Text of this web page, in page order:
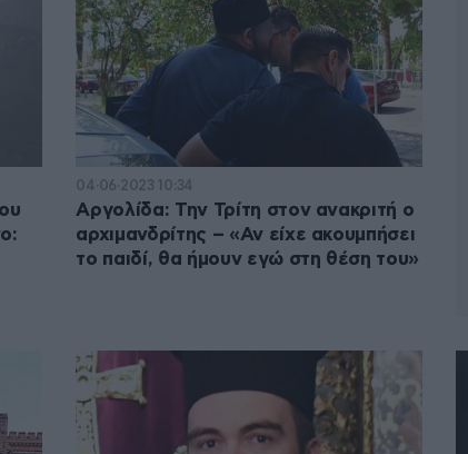
04·06·2023 10:34
Αργολίδα: Την Τρίτη στον ανακριτή ο
αρχιμανδρίτης – «Αν είχε ακουμπήσει
το παιδί, θα ήμουν εγώ στη θέση του»